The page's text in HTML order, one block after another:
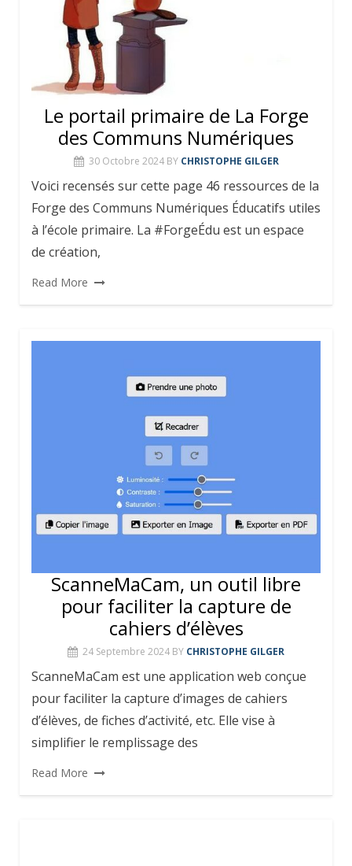
Le portail primaire de La Forge
des Communs Numériques
30 Octobre 2024 BY CHRISTOPHE GILGER
Voici recensés sur cette page 46 ressources de la
Forge des Communs Numériques Éducatifs utiles
à l’école primaire. La #ForgeÉdu est un espace
de création,
Read More
ScanneMaCam, un outil libre
pour faciliter la capture de
cahiers d’élèves
24 Septembre 2024 BY CHRISTOPHE GILGER
ScanneMaCam est une application web conçue
pour faciliter la capture d’images de cahiers
d’élèves, de fiches d’activité, etc. Elle vise à
simplifier le remplissage des
Read More